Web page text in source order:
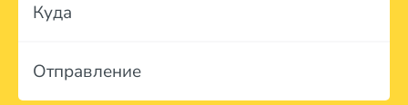
Куда
Отправление